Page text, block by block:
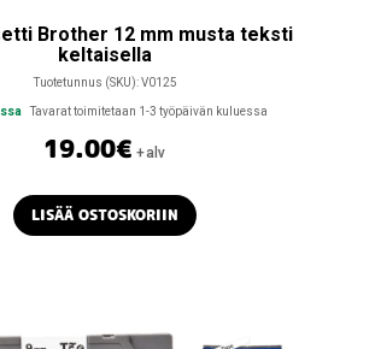
Brother 12 mm musta teksti
keltaisella
Tuotetunnus (SKU):V0125
Tavarat toimitetaan 1-3 työpäivän kuluessa
19.00€ +alv
LISÄÄ OSTOSKORIIN